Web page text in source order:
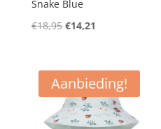
Snake Blue
€18,95 Oorspronkelijke
€18,95.
€14,21
€14,21.
Aanbieding!